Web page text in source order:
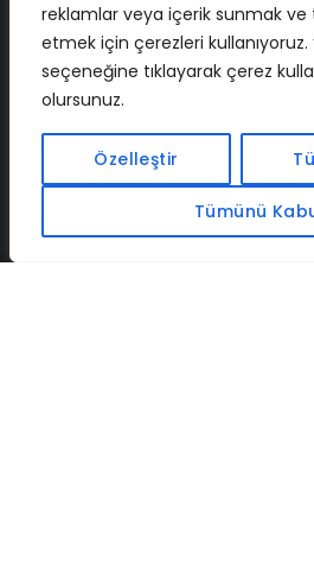
reklamlar veya içerik sunmak ve
etmek için çerezleri kullanıyoruz.
seçeneğine tıklayarak çerez
olursunuz.
Özelleştir
Tümünü
İLETIŞIM BAF CADSOFTUSA